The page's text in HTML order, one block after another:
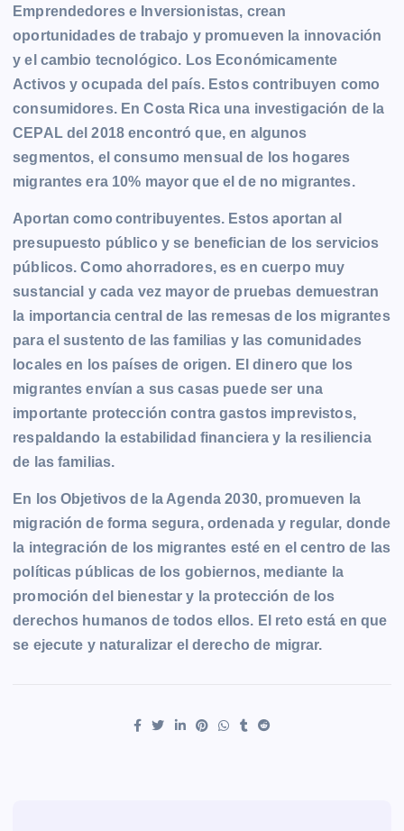
Emprendedores e Inversionistas, crean
oportunidades de trabajo y promueven la innovación
y el cambio tecnológico. Los Económicamente
Activos y ocupada del país. Estos contribuyen como
consumidores. En Costa Rica una investigación de la
CEPAL del 2018 encontró que, en algunos
segmentos, el consumo mensual de los hogares
migrantes era 10% mayor que el de no migrantes.
Aportan como contribuyentes. Estos aportan al
presupuesto público y se benefician de los servicios
públicos. Como ahorradores, es en cuerpo muy
sustancial y cada vez mayor de pruebas demuestran
la importancia central de las remesas de los migrantes
para el sustento de las familias y las comunidades
locales en los países de origen. El dinero que los
migrantes envían a sus casas puede ser una
importante protección contra gastos imprevistos,
respaldando la estabilidad financiera y la resiliencia
de las familias.
En los Objetivos de la Agenda 2030, promueven la
migración de forma segura, ordenada y regular, donde
la integración de los migrantes esté en el centro de las
políticas públicas de los gobiernos, mediante la
promoción del bienestar y la protección de los
derechos humanos de todos ellos. El reto está en que
se ejecute y naturalizar el derecho de migrar.